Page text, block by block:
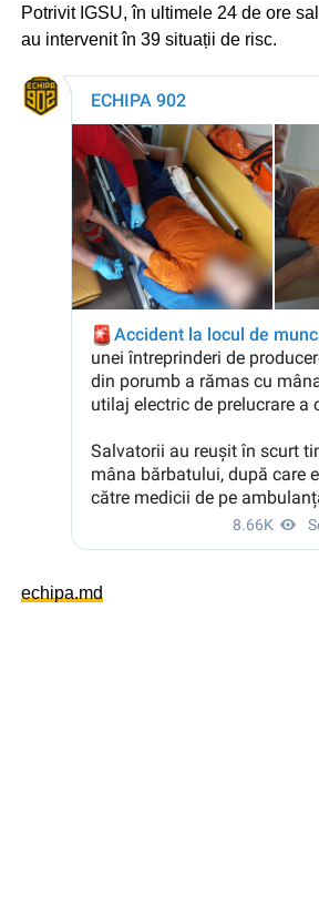
Potrivit IGSU, în ultimele 24 de ore
au intervenit în 39 situații de risc.
echipa.md